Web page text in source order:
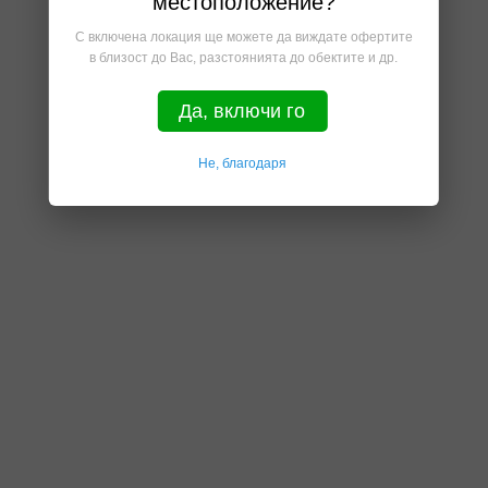
С включена локация ще можете да виждате офертите
в близост до Вас, разстоянията до обектите и др.
Да, включи го
Не, благодаря